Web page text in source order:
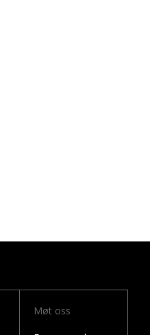
Møt oss